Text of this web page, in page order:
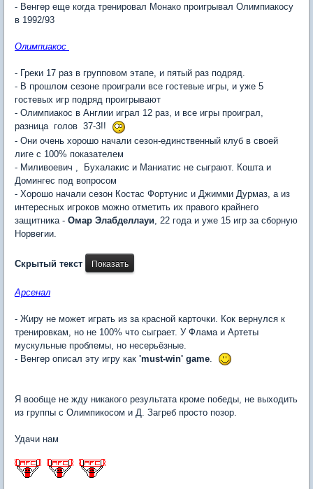
- Венгер еще когда тренировал Монако проигрывал Олимпиакосу
в 1992/93
Олимпиакос
- Греки 17 раз в групповом этапе, и пятый раз подряд.
- В прошлом сезоне проиграли все гостевые игры, и уже 5
гостевых игр подряд проигрывают
- Олимпиакос в Англии играл 12 раз, и все игры проиграл,
разница голов 37-3!!
- Они очень хорошо начали сезон-единственный клуб в своей
лиге с 100% показателем
- Миливоевич , Бухалакис и Маниатис не сыграют. Кошта и
Домингес под вопросом
- Хорошо начали сезон Костас Фортунис и Джимми Дурмаз, а из
интересных игроков можно отметить их правого крайнего
защитника - Омар Элабделлауи , 22 года и уже 15 игр за сборную
Норвегии.
Скрытый текст
Арсенал
- Жиру не может играть из за красной карточки. Кок вернулся к
тренировкам, но не 100% что сыграет. У Флама и Артеты
мускульные проблемы, но несерьёзные.
- Венгер описал эту игру как 'must-win' game
Я вообще не жду никакого результата кроме победы, не выходить
из группы с Олимпикосом и Д. Загреб просто позор.
Удачи нам